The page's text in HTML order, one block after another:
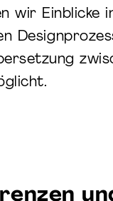
wir Einblicke